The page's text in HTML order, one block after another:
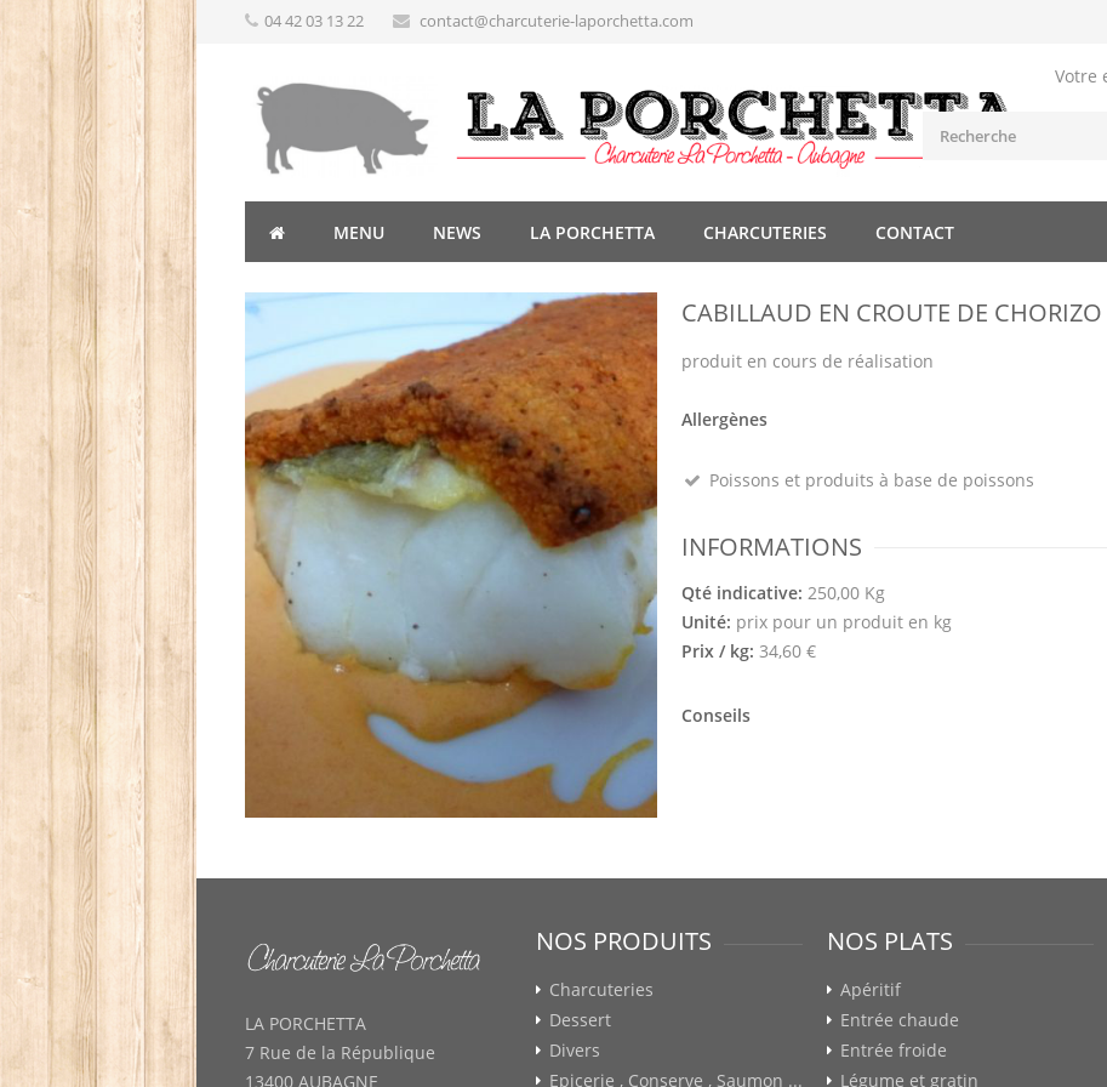
04 42 03 13 22 contact@charcuterie-laporchetta.com
Votre
MENU NEWS LA PORCHETTA CHARCUTERIES CONTACT
CABILLAUD EN CROUTE DE CHORIZO
produit en cours de réalisation
Allergènes
Poissons et produits à base de poissons
INFORMATIONS
Qté indicative: 250,00 Kg
Unité: prix pour un produit en kg
Prix / kg: 34,60 €
Conseils
LA PORCHETTA
7 Rue de la République
13400 AUBAGNE
NOS PRODUITS
Charcuteries
Dessert
Divers
Epicerie , Conserve , Saumon ...
NOS PLATS
Apéritif
Entrée chaude
Entrée froide
Légume et gratin